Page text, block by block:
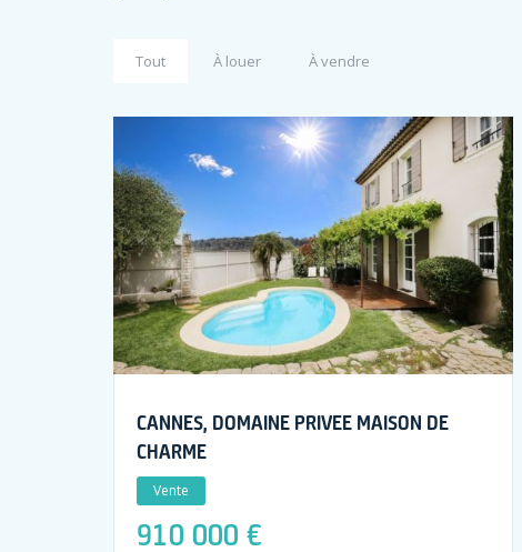
Tout À louer À vendre
CANNES, DOMAINE PRIVEE MAISON DE
CHARME
Vente
910 000 €